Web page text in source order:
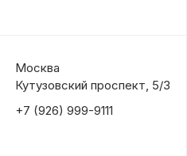
Москва
Кутузовский проспект, 5/3
+7 (926) 999-9111